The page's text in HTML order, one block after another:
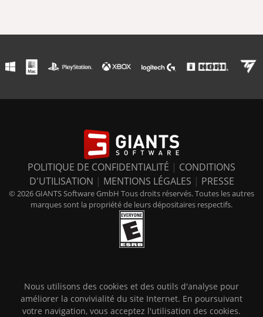
POLITIQUE DE CONFIDENTIALITÉ | CONDITIONS
D'UTILISATION | MENTIONS LÉGALES | PRESSE
© 2026 GIANTS Software GmbH Tous droits réservés. Toutes les autres
marques sont la propriété de leurs dépositaires respectifs.
Nous utilisons des cookies et des outils d'analyse pour
améliorer la convivialité du site Internet. En poursuivant
votre navigation, vous acceptez l'utilisation des cookies.